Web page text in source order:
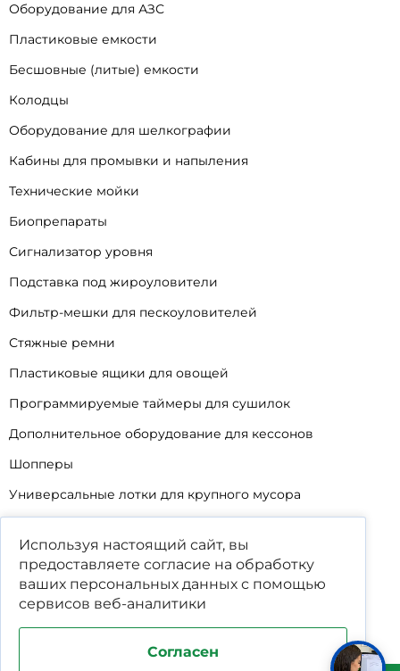
Оборудование для АЗС
Пластиковые емкости
Бесшовные (литые) емкости
Колодцы
Оборудование для шелкографии
Кабины для промывки и напыления
Технические мойки
Биопрепараты
Сигнализатор уровня
Подставка под жироуловители
Фильтр-мешки для пескоуловителей
Стяжные ремни
Пластиковые ящики для овощей
Программируемые таймеры для сушилок
Дополнительное оборудование для кессонов
Шопперы
Универсальные лотки для крупного мусора
Уцененные товары
Используя настоящий сайт, вы
предоставляете согласие на обработку
ваших персональных данных с помощью
сервисов веб-аналитики
Согласен